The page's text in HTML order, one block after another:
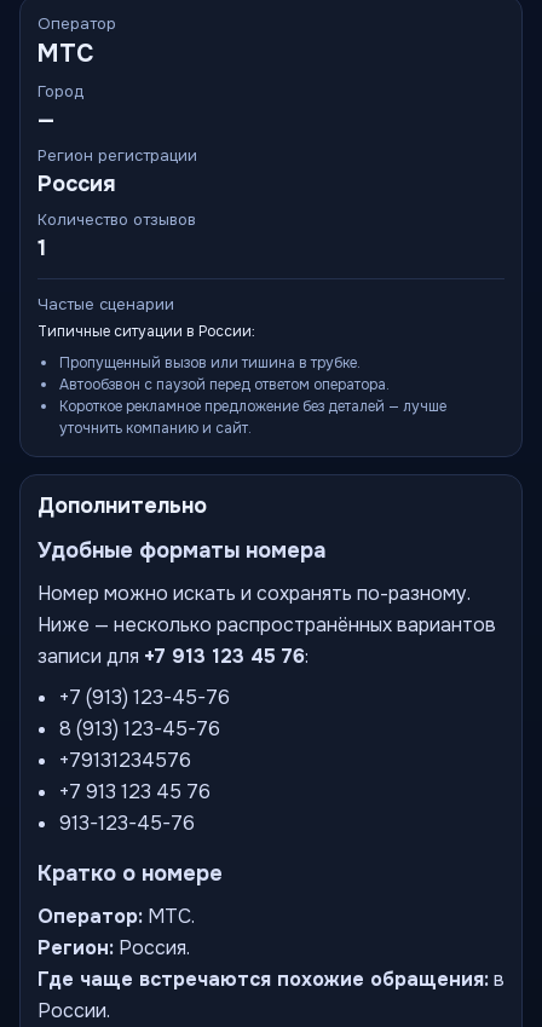
Оператор
МТС
Город
—
Регион регистрации
Россия
Количество отзывов
1
Частые сценарии
Типичные ситуации в России:
Пропущенный вызов или тишина в трубке.
Автообзвон с паузой перед ответом оператора.
Короткое рекламное предложение без деталей — лучше
уточнить компанию и сайт.
Дополнительно
Удобные форматы номера
Номер можно искать и сохранять по-разному.
Ниже — несколько распространённых вариантов
записи для +7 913 123 45 76:
+7 (913) 123-45-76
8 (913) 123-45-76
+79131234576
+7 913 123 45 76
913-123-45-76
Кратко о номере
Оператор: МТС.
Регион: Россия.
Где чаще встречаются похожие обращения:в
России.